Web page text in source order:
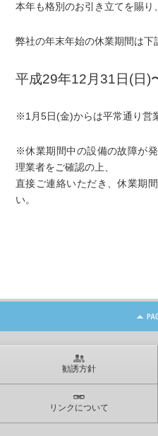
本年も格別のお引き立てを賜り
弊社の年末年始の休業期間は下
平成29年12月31日(日)
※1月5日(金)からは平常通り営
※休業期間中の設備の故障が
理業者をご確認の上、
直接ご連絡いただき、休業期
い。
勧誘方針
リンクについて